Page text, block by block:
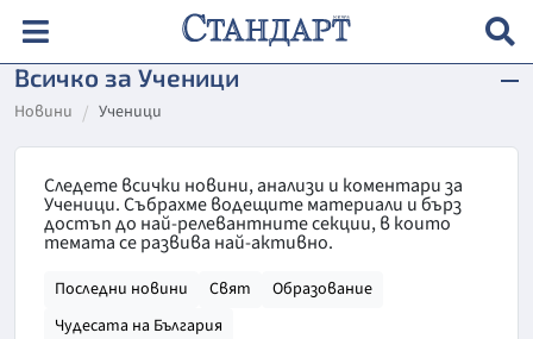
Всичко за Ученици
Новини Ученици
Следете всички новини, анализи и коментари за
Ученици. Събрахме водещите материали и бърз
достъп до най-релевантните секции, в които
темата се развива най-активно.
Последни новини Свят
Образование
Чудесата на България